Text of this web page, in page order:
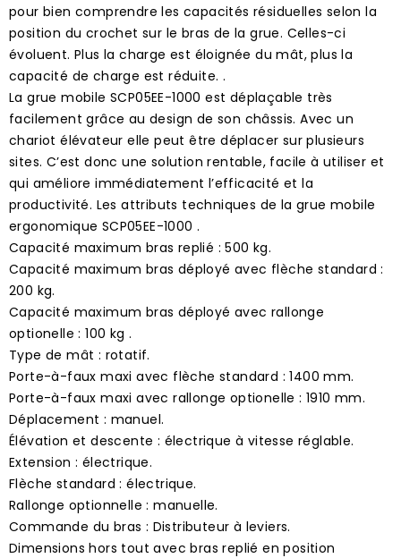
pour bien comprendre les capacités résiduelles selon la
position du crochet sur le bras de la grue. Celles-ci
évoluent. Plus la charge est éloignée du mât, plus la
capacité de charge est réduite. .
La grue mobile SCP05EE-1000 est déplaçable très
facilement grâce au design de son châssis. Avec un
chariot élévateur elle peut être déplacer sur plusieurs
sites. C’est donc une solution rentable, facile à utiliser et
qui améliore immédiatement l’efficacité et la
productivité. Les attributs techniques de la grue mobile
ergonomique SCP05EE-1000 .
Capacité maximum bras replié : 500 kg.
Capacité maximum bras déployé avec flèche standard :
200 kg.
Capacité maximum bras déployé avec rallonge
optionelle : 100 kg .
Type de mât : rotatif.
Porte-à-faux maxi avec flèche standard : 1400 mm.
Porte-à-faux maxi avec rallonge optionelle : 1910 mm.
Déplacement : manuel.
Élévation et descente : électrique à vitesse réglable.
Extension : électrique.
Flèche standard : électrique.
Rallonge optionnelle : manuelle.
Commande du bras : Distributeur à leviers.
Dimensions hors tout avec bras replié en position